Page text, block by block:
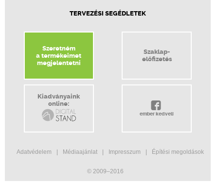
TERVEZÉSI SEGÉDLETEK
Szeretném
a termékeimet
megjelentetni
Szaklap-
előfizetés
Kiadványaink
online:
ember kedveli
Adatvédelem Médiaajánlat Impresszum Építési megoldások
© 2009–2016